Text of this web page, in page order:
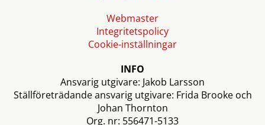
Webmaster
Integritetspolicy
Cookie-inställningar
INFO
Ansvarig utgivare: Jakob Larsson
Ställföreträdande ansvarig utgivare: Frida Brooke och
Johan Thornton
Org. nr: 556471-5133